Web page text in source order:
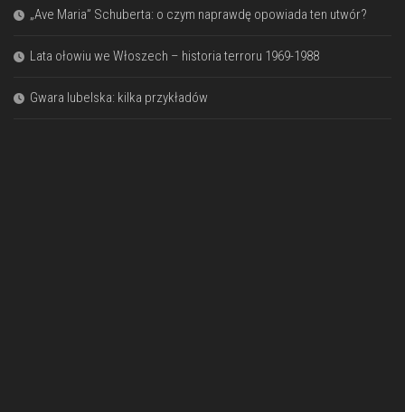
„Ave Maria” Schuberta: o czym naprawdę opowiada ten utwór?
Lata ołowiu we Włoszech – historia terroru 1969-1988
Gwara lubelska: kilka przykładów